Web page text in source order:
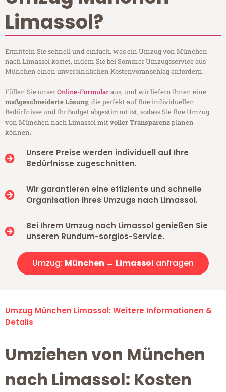
Limassol?
Ermitteln Sie schnell und einfach, was ein Umzug von München
nach Limassol kostet, indem Sie bei Sommer Umzugsservice aus
München einen unverbindlichen Kostenvoranschlag anfordern.
Füllen Sie unserOnline-Formularaus, und wir liefern Ihnen eine
maßgeschneiderte Lösung, die perfekt auf Ihre individuellen
Bedürfnisse und Ihr Budget abgestimmt ist, sodass Sie Ihre Umzug
von München nach Limassol mitvoller Transparenzplanen
können.
Unsere Preise werden individuell auf Ihre
Bedürfnisse zugeschnitten.
Wir garantieren eine effiziente und schnelle
Organisation Ihres Umzugs nach Limassol.
Bei Ihrem Umzug nach Limassol genießen Sie
unseren Rundum-sorglos-Service.
Umzug: München → Limassol anfragen
Umzug München Limassol: Weitere Informationen &
Details
Umziehen von München
nach Limassol: Kosten